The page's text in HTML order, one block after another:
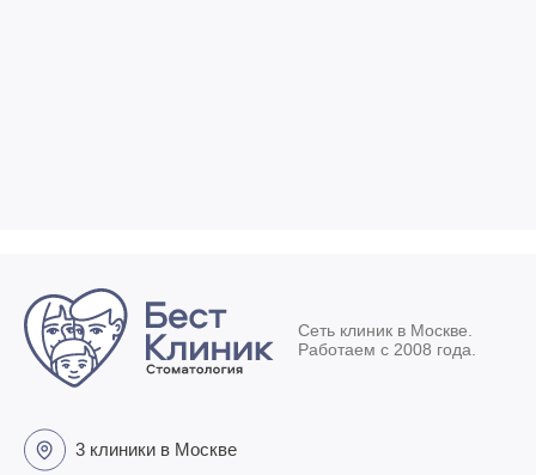
Сеть клиник в Москве.
Работаем с 2008 года.
3 клиники в Москве